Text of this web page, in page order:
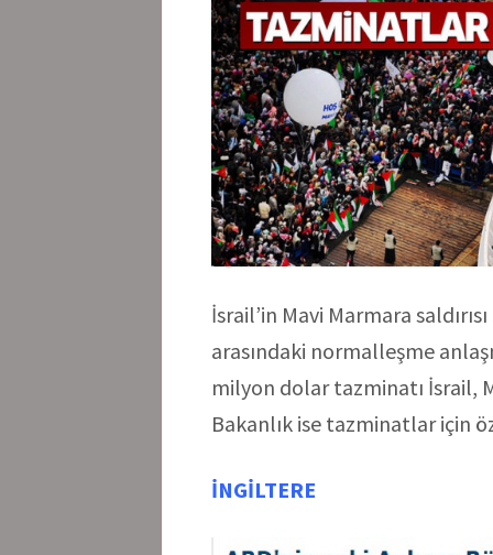
İsrail’in Mavi Marmara
arasındaki normalleşme
milyon dolar tazminatı İsrail,
Bakanlık ise tazminatlar için
İNGİLTERE